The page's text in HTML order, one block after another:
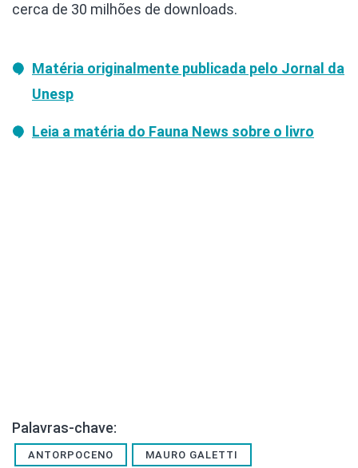
cerca de 30 milhões de downloads.
Matéria originalmente publicada pelo Jornal da
Unesp
Leia a matéria do Fauna News sobre o livro
Palavras-chave:
ANTORPOCENO MAURO GALETTI